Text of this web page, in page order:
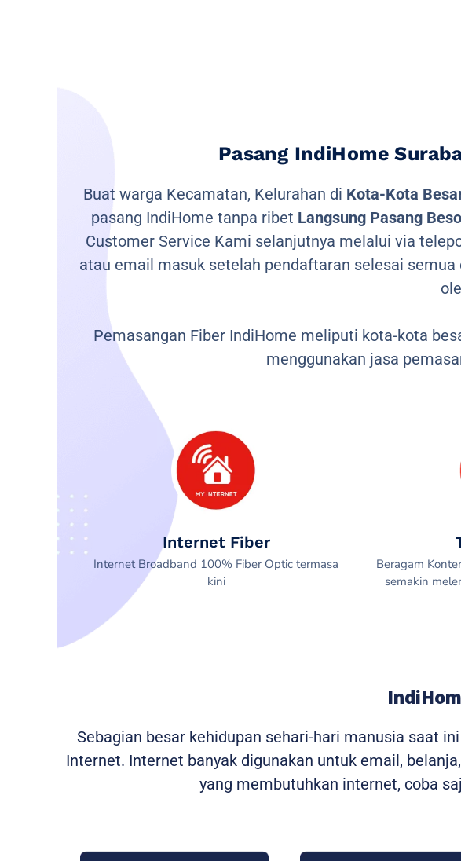
Pasang IndiHome
Buat warga Kecamatan, Kelurahan di Kota-Kota
pasang IndiHome tanpa ribet Langsung Pasang
Customer Service Kami selanjutnya melalui via
atau email masuk setelah pendaftaran selesai
Pemasangan Fiber IndiHome meliputi kota-kota
menggunakan jasa
Internet Fiber
Internet Broadband 100% Fiber Optic termasa
kini
Beragam
semakin
Sebagian besar kehidupan sehari-hari manusia saat
Internet. Internet banyak digunakan untuk email,
yang membutuhkan internet, coba